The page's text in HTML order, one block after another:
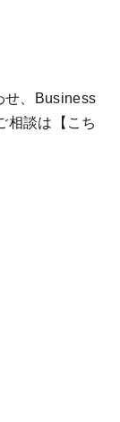
せ、Business
相談は 【こち